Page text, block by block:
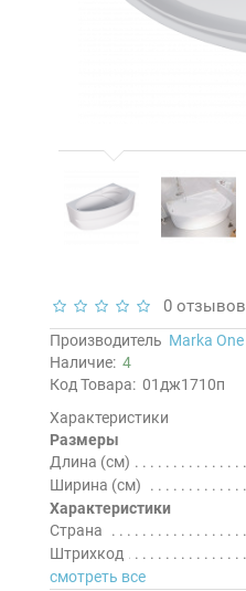
0 отзывов
Производитель Marka One
Наличие: 4
Код Товара: 01дж1710п
Характеристики
Размеры
Длина (см)
Ширина (см)
Характеристики
Страна
Штрихкод
смотреть все